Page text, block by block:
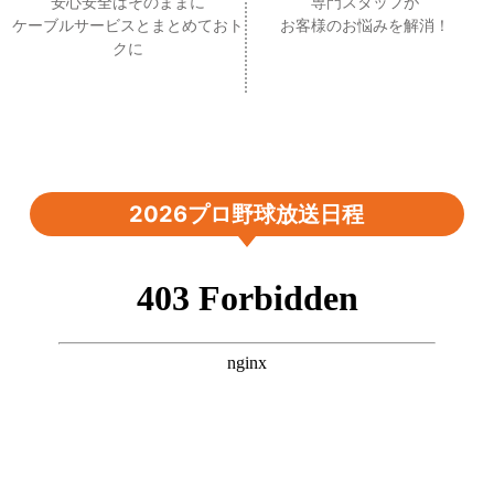
ケーブルサービスとまとめておト
クに
お客様のお悩みを解消！
2026プロ野球放送日程